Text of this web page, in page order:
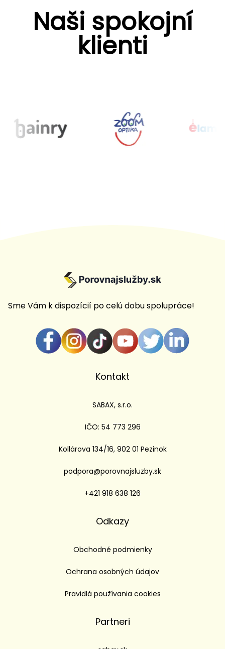
Naši spokojní
klienti
Sme Vám k dispozícií po celú dobu spolupráce!
Kontakt
SABAX, s.r.o.
IČO: 54 773 296
Kollárova 134/16, 902 01 Pezinok
podpora@porovnajsluzby.sk
+421 918 638 126
Odkazy
Obchodné podmienky
Ochrana osobných údajov
Pravidlá používania cookies
Partneri